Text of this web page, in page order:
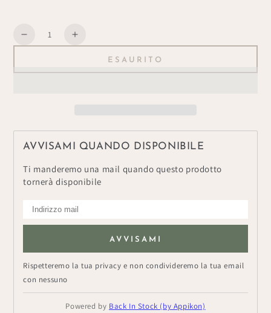
Quantità
DiminuisceAumenta
quantitàESAURITO
AVVISAMI QUANDO DISPONIBILE
Ti manderemo una mail quando questo prodotto
tornerà disponibile
AVVISAMI
Rispetteremo la tua privacy e non condivideremo la tua email
con nessuno
Powered by Back In Stock (by Appikon)